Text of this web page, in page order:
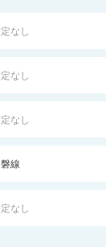
なし
なし
なし
線
なし